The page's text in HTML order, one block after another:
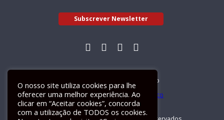
Subscrever Newsletter
Livro de Reclamações Electrónico
O nosso site utiliza cookies para lhe
oferecer uma melhor experiência. Ao
clicar em “Aceitar cookies”, concorda
com a utilização de TODOS os cookies.